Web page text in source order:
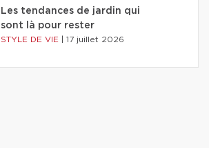
Les tendances de jardin qui
sont là pour rester
STYLE DE VIE 17 juillet 2026